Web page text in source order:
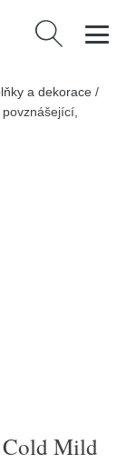
Vyhledávání
a dekorace /
Mild